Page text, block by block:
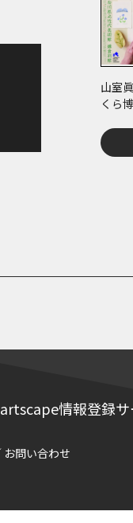
山室
くら
artscape情報登録
お問い合わせ